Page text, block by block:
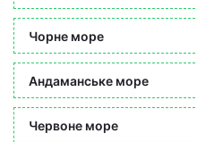
Чорне море
Андаманське море
Червоне море